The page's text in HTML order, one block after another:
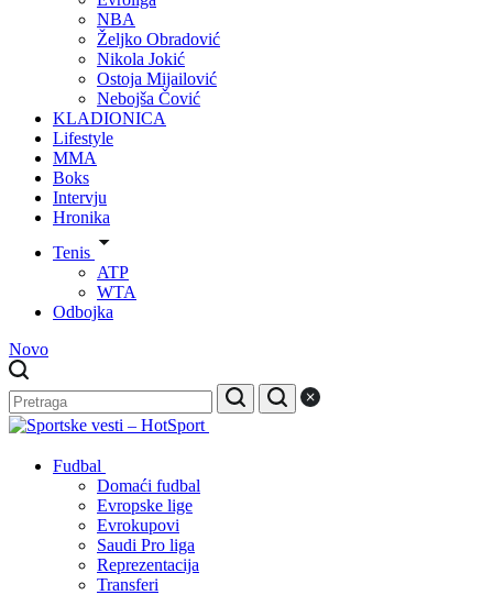
NBA
Željko Obradović
Nikola Jokić
Ostoja Mijailović
Nebojša Čović
KLADIONICA
Lifestyle
MMA
Boks
Intervju
Hronika
Tenis
ATP
WTA
Odbojka
Novo
Fudbal
Domaći fudbal
Evropske lige
Evrokupovi
Saudi Pro liga
Reprezentacija
Transferi